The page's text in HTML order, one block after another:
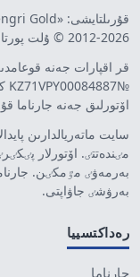
قۇرىلتايشى: «Tengri Gold» جشس
2012-2026 © ۇلت پورتالى
قر اقپارات جەنە
№KZ71VPY00084887 كۋەلٸگٸ بەرٸلگەن.
اۆتورلىق جەنە جارناما
سايت ماتەريالدارىن
مٸندەتتٸ. اۆتورلار
بەرمەۋٸ مٷمكٸن. جارناما
بەرۋشٸ جاۋاپتى.
رەداكتسييا
جارناما